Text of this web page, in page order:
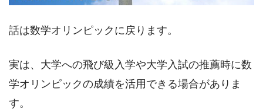
話は数学オリンピックに戻ります。
実は、大学への飛び級入学や大学入試の推薦時に数
学オリンピックの成績を活用できる場合がありま
す。